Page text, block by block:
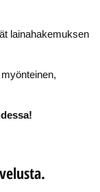
lainahakemuksen